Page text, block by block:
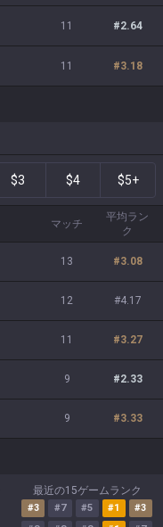
11 #2.64
11 #3.18
$3 $4 $5+
マッチ
平均ラン
ク
13 #3.08
12 #4.17
11 #3.27
9 #2.33
9 #3.33
最近の15ゲームランク
#3 #7 #5 #1 #3